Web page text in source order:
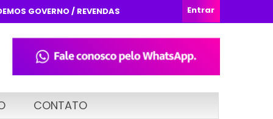
Entrar
GOVERNO / REVENDAS
CONTATO